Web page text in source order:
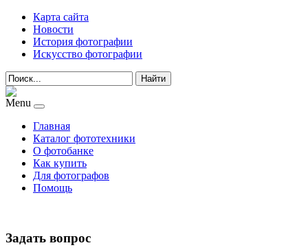
Карта сайта
Новости
История фотографии
Искусство фотографии
Найти
Menu
Главная
Каталог фототехники
О фотобанке
Как купить
Для фотографов
Помощь
Задать вопрос